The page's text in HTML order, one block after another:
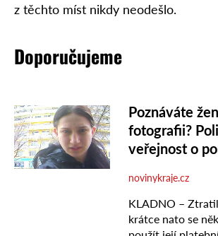
z těchto míst nikdy neodešlo.
Doporučujeme